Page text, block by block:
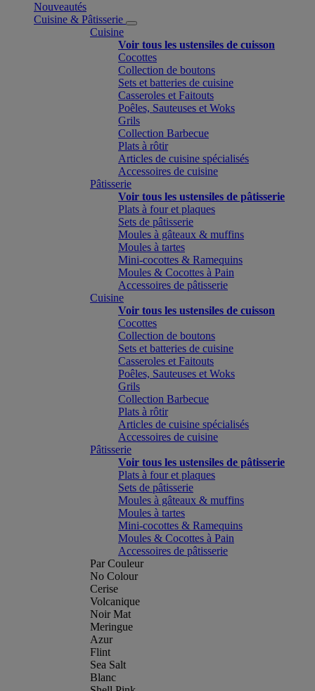
Nouveautés
Cuisine & Pâtisserie
Cuisine
Voir tous les ustensiles de cuisson
Cocottes
Collection de boutons
Sets et batteries de cuisine
Casseroles et Faitouts
Poêles, Sauteuses et Woks
Grils
Collection Barbecue
Plats à rôtir
Articles de cuisine spécialisés
Accessoires de cuisine
Pâtisserie
Voir tous les ustensiles de pâtisserie
Plats à four et plaques
Sets de pâtisserie
Moules à gâteaux & muffins
Moules à tartes
Mini-cocottes & Ramequins
Moules & Cocottes à Pain
Accessoires de pâtisserie
Cuisine
Voir tous les ustensiles de cuisson
Cocottes
Collection de boutons
Sets et batteries de cuisine
Casseroles et Faitouts
Poêles, Sauteuses et Woks
Grils
Collection Barbecue
Plats à rôtir
Articles de cuisine spécialisés
Accessoires de cuisine
Pâtisserie
Voir tous les ustensiles de pâtisserie
Plats à four et plaques
Sets de pâtisserie
Moules à gâteaux & muffins
Moules à tartes
Mini-cocottes & Ramequins
Moules & Cocottes à Pain
Accessoires de pâtisserie
Par Couleur
No Colour
Cerise
Volcanique
Noir Mat
Meringue
Azur
Flint
Sea Salt
Blanc